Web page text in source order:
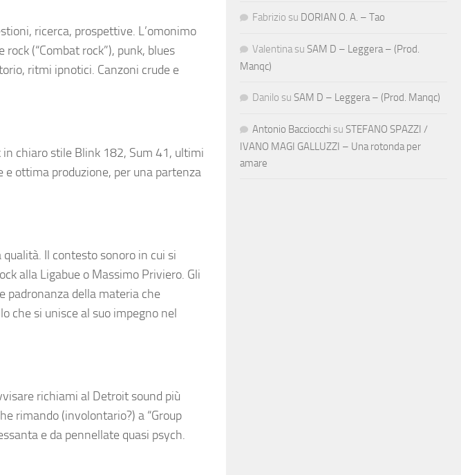
ricerca, prospettive. L’omonimo
(“Combat rock”), punk, blues
ritmi ipnotici. Canzoni crude e
chiaro stile Blink 182, Sum 41, ultimi
ottima produzione, per una partenza
Il contesto sonoro in cui si
alla Ligabue o Massimo Priviero. Gli
padronanza della materia che
che si unisce al suo impegno nel
richiami al Detroit sound più
rimando (involontario?) a “Group
e da pennellate quasi psych.
Fabrizio su DORIAN O. A. – Tao
Valentina su SAM D – Leggera – (Prod.
Manqc)
Danilo su SAM D – Leggera – (Prod. Manqc)
Antonio Bacciocchi su STEFANO SPAZZI /
IVANO MAGI GALLUZZI – Una rotonda per
amare